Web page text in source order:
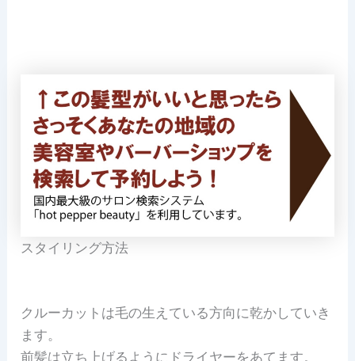
スタイリング方法
クルーカットは毛の生えている方向に乾かしていき
ます。
前髪は立ち上げるようにドライヤーをあてます。